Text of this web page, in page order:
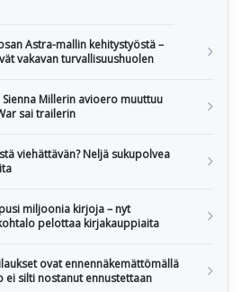
Astra-mallin kehitystyöstä –
vakavan turvallisuushuolen
Millerin avioero muuttuu
sai trailerin
viehättävän? Neljä sukupolvea
miljoonia kirjoja – nyt
pelottaa kirjakauppiaita
ovat ennennäkemättömällä
ei silti nostanut ennustettaan